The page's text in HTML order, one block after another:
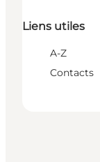
Liens utiles
A-Z
Contacts